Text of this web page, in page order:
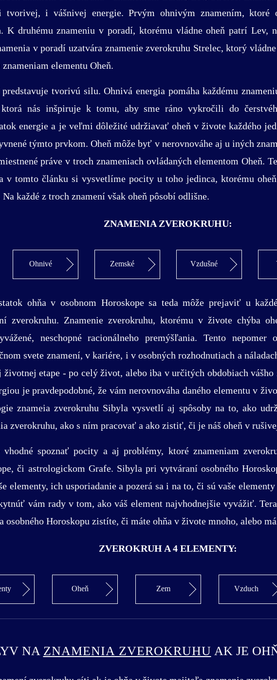
tvorivej, i vášnivej energie. Prvým ohnivým znamením, ktoré
K druhému znameniu v poradí, ktorému vládne oheň patrí Lev,
v poradí uzatvára znamenie zverokruhu Strelec, ktorý
elementu Oheň.
tvorivú silu. Ohnivá energia pomáha každému
ktorá nás inšpiruje k tomu, aby sme ráno vykročili do
energie a je veľmi dôležité udržiavať oheň v živote každého
týmto prvkom. Oheň môže byť v nerovnováhe aj u iných
práve v troch znameniach ovládaných elementom Oheň.
v tomto článku si vysvetlíme pocity u toho jedinca, ktorému
každé z troch znamení však oheň pôsobí odlišne.
ZNAMENIA ZVEROKRUHU:
Ohnivé Zemské Vzdušné
ohňa v osobnom Horoskope sa teda môže prejaviť u
zverokruhu. Znamenie zverokruhu, ktorému v živote chýba
neschopné racionálneho premýšľania. Tento nepomer
svete znamení, v kariére, i v osobných rozhodnutiach a
životnej etape - po celý život, alebo iba v určitých obdobiach
je pravdepodobné, že vám nerovnováha daného elementu v
znameia zverokruhu Sibyla vysvetlí aj spôsoby na to, ako
zverokruhu, ako s ním pracovať a ako zistiť, či je náš oheň v
spoznať pocity a aj problémy, ktoré znameniam
či astrologickom Grafe. Sibyla pri vytváraní osobného
elementy, ich usporiadanie a pozerá sa i na to, či sú vaše
vám rady v tom, ako váš element najvhodnejšie vyvážiť.
osobného Horoskopu zistíte, či máte ohňa v živote mnoho, alebo
ZVEROKRUH A 4 ELEMENTY:
Oheň Zem Vzduch
NA ZNAMENIA ZVEROKRUHU AK JE